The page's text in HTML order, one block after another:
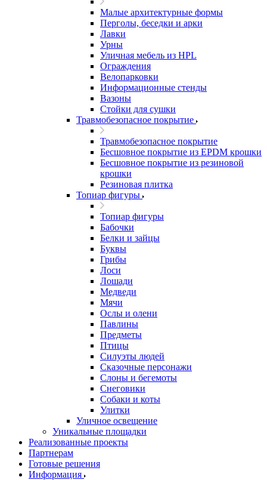
Малые архитектурные формы
Перголы, беседки и арки
Лавки
Урны
Уличная мебель из HPL
Ограждения
Велопарковки
Информационные стенды
Вазоны
Стойки для сушки
Травмобезопасное покрытие
Травмобезопасное покрытие
Бесшовное покрытие из EPDM крошки
Бесшовное покрытие из резиновой
крошки
Резиновая плитка
Топиар фигуры
Топиар фигуры
Бабочки
Белки и зайцы
Буквы
Грибы
Лоси
Лошади
Медведи
Мячи
Ослы и олени
Павлины
Предметы
Птицы
Силуэты людей
Сказочные персонажи
Слоны и бегемоты
Снеговики
Собаки и коты
Улитки
Уличное освещение
Уникальные площадки
Реализованные проекты
Партнерам
Готовые решения
Информация